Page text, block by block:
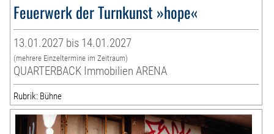
Feuerwerk der Turnkunst »hope«
13.01.2027 bis 14.01.2027
(mehrere Einzeltermine im Zeitraum)
QUARTERBACK Immobilien ARENA
Rubrik: Bühne